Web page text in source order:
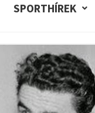
SPORTHÍREK